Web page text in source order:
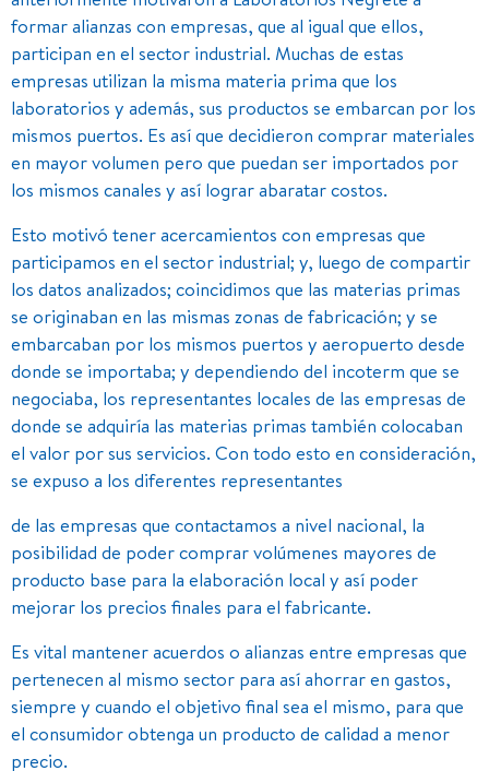
formar alianzas con empresas, que al igual que ellos,
participan en el sector industrial. Muchas de estas
empresas utilizan la misma materia prima que los
laboratorios y además, sus productos se embarcan por los
mismos puertos. Es así que decidieron comprar materiales
en mayor volumen pero que puedan ser importados por
los mismos canales y así lograr abaratar costos.
Esto motivó tener acercamientos con empresas que
participamos en el sector industrial; y, luego de compartir
los datos analizados; coincidimos que las materias primas
se originaban en las mismas zonas de fabricación; y se
embarcaban por los mismos puertos y aeropuerto desde
donde se importaba; y dependiendo del incoterm que se
negociaba, los representantes locales de las empresas de
donde se adquiría las materias primas también colocaban
el valor por sus servicios. Con todo esto en consideración,
se expuso a los diferentes representantes
de las empresas que contactamos a nivel nacional, la
posibilidad de poder comprar volúmenes mayores de
producto base para la elaboración local y así poder
mejorar los precios finales para el fabricante.
Es vital mantener acuerdos o alianzas entre empresas que
pertenecen al mismo sector para así ahorrar en gastos,
siempre y cuando el objetivo final sea el mismo, para que
el consumidor obtenga un producto de calidad a menor
precio.